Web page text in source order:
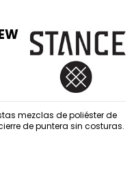
mezclas de poliéster de
de puntera sin costuras.